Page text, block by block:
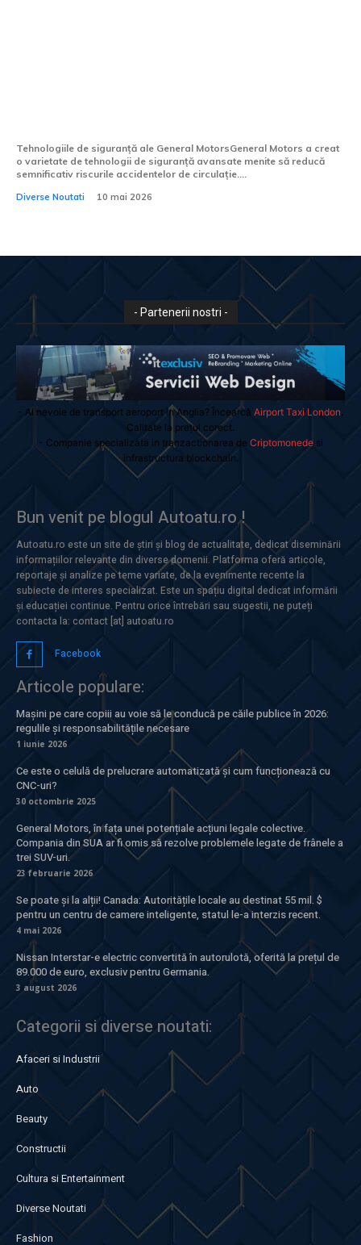
Tehnologiile de siguranță ale General MotorsGeneral Motors a creat
o varietate de tehnologii de siguranță avansate menite să reducă
semnificativ riscurile accidentelor de circulație....
Diverse Noutati 10 mai 2026
- Partenerii nostri -
- Ai nevoie de transport aeroport in Anglia? Încearcă Airport Taxi London
Calitate la prețul corect.
- Companie specializata in tranzactionarea de Criptomonedesi
infrastructura blockchain.
Bun venit pe blogul Autoatu.ro !
Autoatu.ro este un site de știri și blog de actualitate, dedicat diseminării
informațiilor relevante din diverse domenii. Platforma oferă articole,
reportaje și analize pe teme variate, de la evenimente recente la
subiecte de interes specializat. Este un spațiu digital dedicat informării
și educației continue. Pentru orice întrebări sau sugestii, ne puteți
contacta la: contact [at] autoatu.ro
Facebook
Articole populare:
Mașini pe care copiii au voie să le conducă pe căile publice în 2026:
regulile și responsabilitățile necesare
1 iunie 2026
Ce este o celulă de prelucrare automatizată și cum funcționează cu
CNC-uri?
30 octombrie 2025
General Motors, în fața unei potențiale acțiuni legale colective.
Compania din SUA ar fi omis să rezolve problemele legate de frânele a
trei SUV-uri.
23 februarie 2026
Se poate și la alții! Canada: Autoritățile locale au destinat 55 mil. $
pentru un centru de camere inteligente, statul le-a interzis recent.
4 mai 2026
Nissan Interstar-e electric convertită în autorulotă, oferită la prețul de
89.000 de euro, exclusiv pentru Germania.
3 august 2026
Categorii si diverse noutati:
Afaceri si Industrii
Auto
Beauty
Constructii
Cultura si Entertainment
Diverse Noutati
Fashion